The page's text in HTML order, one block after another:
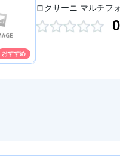
おすすめ
ロクサーニ マルチフ